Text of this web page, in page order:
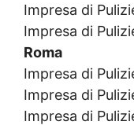
Impresa di
Impresa di
Roma
Impresa di
Impresa di
Impresa di